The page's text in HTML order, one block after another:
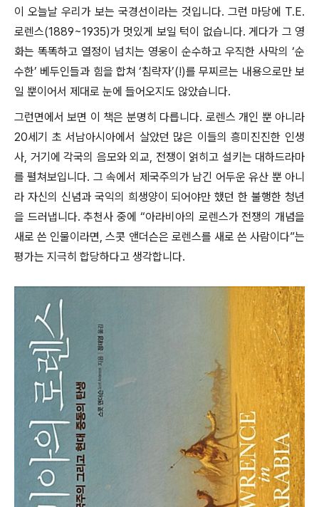
이 오늘날 우리가 보는 국경선이라는 것입니다. 그런 마당에 T.E.
로렌스(1889~1935)가 멋있게 보일 턱이 없습니다. 게다가 그 영
화는 똑똑하고 열정이 넘치는 영웅이 순수하고 우직한 사막의 ‘순
수한’ 베두인들과 힘을 합쳐 ‘침략자’(!)를 무찌르는 내용으로만 보
일 뿐이어서 제대로 눈에 들어오지도 않았습니다.
그런면에서 보면 이 책은 분명히 다릅니다. 로렌스 개인 뿐 아니라
20세기 초 서남아시아에서 살았던 많은 이들의 흥미진진한 인생
사, 거기에 각국의 음모와 외교, 전쟁이 얽히고 설키는 대하드라마
를 펼쳐보입니다. 그 속에서 제국주의가 남긴 어두운 유산 뿐 아니
라 자신의 신념과 국익의 희생양이 되어야만 했던 한 불행한 청년
을 드러냅니다. 추천사 중에 “아라비아의 로렌스가 전쟁의 개념을
새로 쓴 인물이라면, 스콧 앤더슨은 로렌스를 새로 쓴 사람이다”는
평가는 지극히 합당하다고 생각합니다.